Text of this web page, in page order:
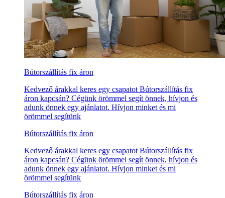
Bútorszállítás fix áron
Kedvező árakkal keres egy csapatot Bútorszállítás fix
áron kapcsán? Cégünk örömmel segít önnek, hívjon és
adunk önnek egy ajánlatot. Hívjon minket és mi
örömmel segítünk
Bútorszállítás fix áron
Kedvező árakkal keres egy csapatot Bútorszállítás fix
áron kapcsán? Cégünk örömmel segít önnek, hívjon és
adunk önnek egy ajánlatot. Hívjon minket és mi
örömmel segítünk
Bútorszállítás fix áron